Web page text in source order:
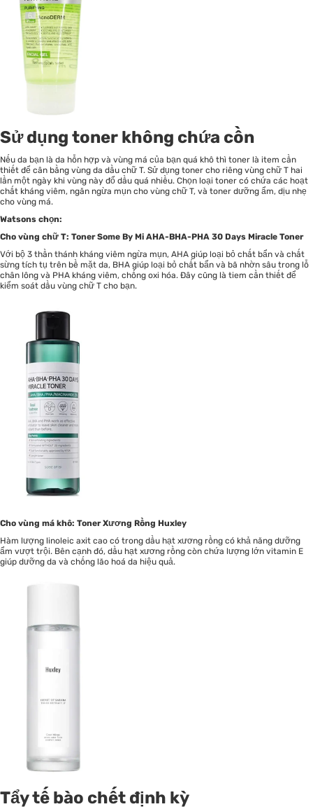
Sử dụng toner không chứa cồn
Nếu da bạn là da hỗn hợp và vùng má của bạn quá khô thì toner là item cần
thiết để cân bằng vùng da dầu chữ T. Sử dụng toner cho riêng vùng chữ T hai
lần một ngày khi vùng này đổ dầu quá nhiều. Chọn loại toner có chứa các hoạt
chất kháng viêm, ngăn ngừa mụn cho vùng chữ T, và toner dưỡng ẩm, dịu nhẹ
cho vùng má.
Watsons chọn:
Cho vùng chữ T: Toner Some By Mi AHA-BHA-PHA 30 Days Miracle Toner
Với bộ 3 thần thánh kháng viêm ngừa mụn, AHA giúp loại bỏ chất bẩn và chất
sừng tích tụ trên bề mặt da, BHA giúp loại bỏ chất bẩn và bã nhờn sâu trong lỗ
chân lông và PHA kháng viêm, chống oxi hóa. Đây cũng là tiem cần thiết để
kiểm soát dầu vùng chữ T cho bạn.
Cho vùng má khô: Toner Xương Rồng Huxley
Hàm lượng linoleic axit cao có trong dầu hạt xương rồng có khả năng dưỡng
ẩm vượt trội. Bên cạnh đó, dầu hạt xương rồng còn chứa lượng lớn vitamin E
giúp dưỡng da và chống lão hoá da hiệu quả.
Tẩy tế bào chết định kỳ